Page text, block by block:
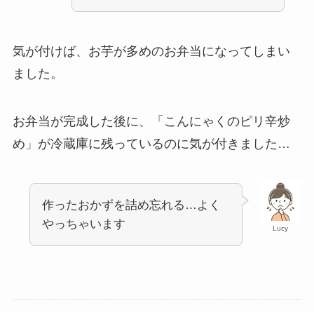
気が付けば、お芋が多めのお弁当になってしまい
ました。
お弁当が完成した後に、「こんにゃくのピリ辛炒
め」が冷蔵庫に残っているのに気が付きました…
Lucy
作ったおかずを詰め忘れる…よく
やっちゃいます